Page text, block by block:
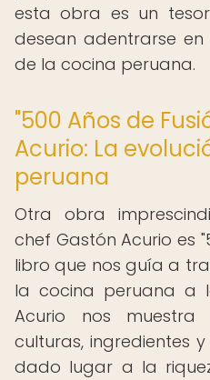
esta obra es un
desean adentrarse en
de la cocina peruana.
"500 Años de
Acurio: La
peruana
Otra obra
chef Gastón Acurio es
libro que nos guía a
la cocina peruana a
Acurio nos
culturas, ingredientes
dado lugar a la